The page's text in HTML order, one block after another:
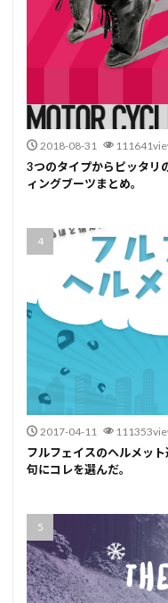
2018-08-31
3つのタイプからピッタリ
ィングブーツまとめ。
2017-04-11
フルフェイスのヘルメッ
句にコレを選んだ。